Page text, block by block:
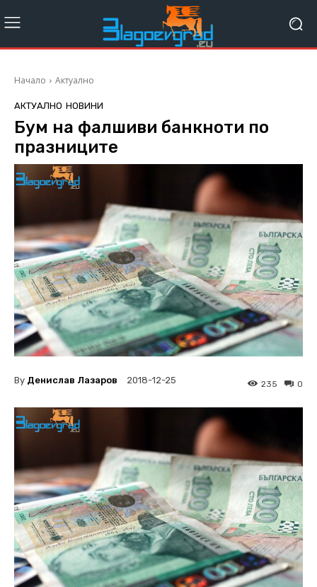
Начало Актуално
АКТУАЛНО НОВИНИ
Бум на фалшиви банкноти по
празниците
By Денислав Лазаров 2018-12-25 0
235